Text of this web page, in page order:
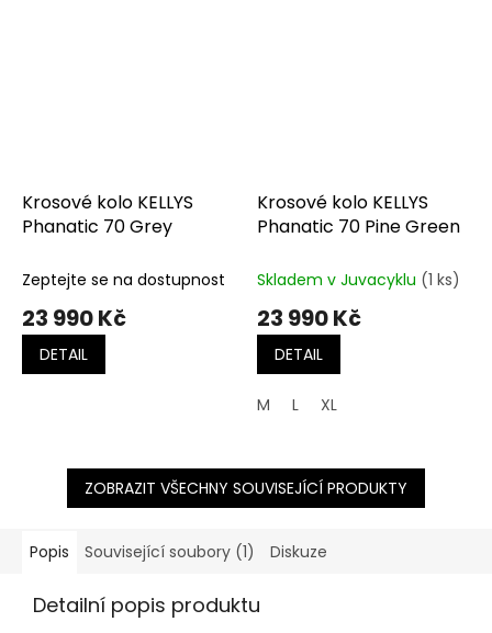
Krosové kolo KELLYS
Phanatic 70 Grey
Zeptejte se na dostupnost
23 990 Kč
DETAIL
Krosové kolo KELLYS
Phanatic 70 Pine Green
Skladem v Juvacyklu (1 ks)
23 990 Kč
DETAIL
M L XL
ZOBRAZIT VŠECHNY SOUVISEJÍCÍ PRODUKTY
Popis Související soubory (1) Diskuze
Detailní popis produktu